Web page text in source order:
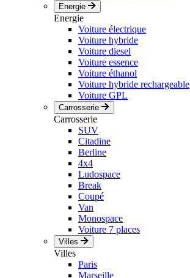
Energie
Energie
Voiture électrique
Voiture hybride
Voiture diesel
Voiture essence
Voiture éthanol
Voiture hybride rechargeable
Voiture GPL
Carrosserie
Carrosserie
SUV
Citadine
Berline
4x4
Ludospace
Break
Coupé
Van
Monospace
Voiture 7 places
Villes
Villes
Paris
Marseille